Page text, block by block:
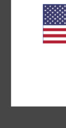
9. Juli 2026